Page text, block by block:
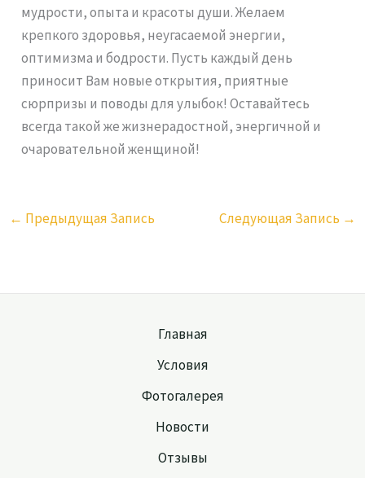
мудрости, опыта и красоты души. Желаем
крепкого здоровья, неугасаемой энергии,
оптимизма и бодрости. Пусть каждый день
приносит Вам новые открытия, приятные
сюрпризы и поводы для улыбок! Оставайтесь
всегда такой же жизнерадостной, энергичной и
очаровательной женщиной!
← Предыдущая Запись Следующая Запись →
Главная
Условия
Фотогалерея
Новости
Отзывы